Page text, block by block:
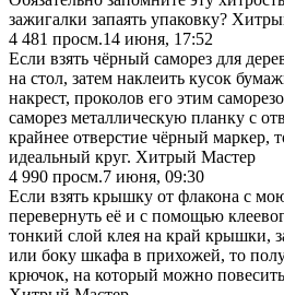
зажигалки запаять упаковку?
4 481 просм.14 июня, 17:52
Если взять чёрный саморез для
на стол, затем наклеить кусок
накрест, проколов его этим
саморез металлическую планку с
крайнее отверстие чёрный маркер,
идеальный круг. Хитрый Мастер
4 990 просм.7 июня, 09:30
Если взять крышку от флакона с
перевернуть её и с помощью
тонкий слой клея на край крышки,
или боку шкафа в прихожей, то
крючок, на который можно